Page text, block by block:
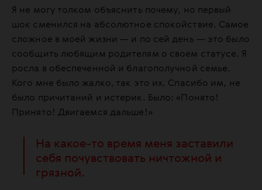
Я не могу толком объяснить почему, но первый
шок сменился на абсолютное спокойствие. Самое
сложное в моей жизни — и по сей день — это было
сообщить любящим родителям о своем статусе. Я
росла в обеспеченной и благополучной семье.
Кого мне было жалко, так это их. Спасибо им, не
было причитаний и истерик. Было: «Понято!
Принято! Двигаемся дальше!»
На какое-то время меня заставили
себя почувствовать ничтожной и
грязной.